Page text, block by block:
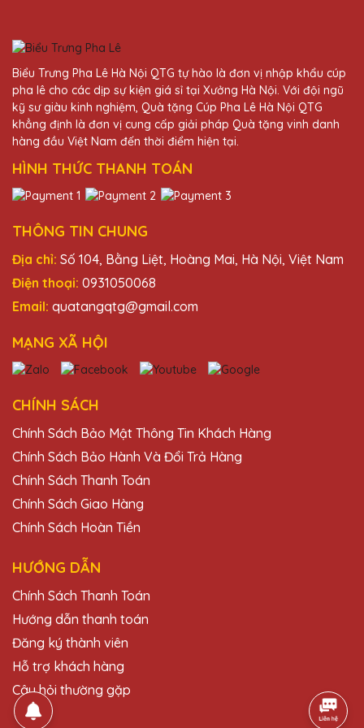
và nhận được rất nhiều lời khen ngợi từ đối
tác. Cảm ơn Quà Tặng Pha Lê QTG!
25/11/2025
QTG rất nhiệt tình và chuyên nghiệp. Sản
25/11/2025
Kỷ niệm chương pha lê từ Quà Tặng Pha Lê
QTG luôn làm tôi hài lòng. Sản phẩm chất
Dương Văn Long
25/11/2025
không chỉ đẹp mà còn mang lại giá trị tinh
thần lớn cho người nhận.
25/11/2025
Thiết kế kỷ niệm chương của Quà Tặng
lòng với sản phẩm.
Biểu Trưng Pha Lê Hà Nội QTG tự hào là đơn vị nhập khẩu cúp
pha lê cho các dịp sự kiện giá sỉ tại Xưởng Hà Nội. Với đội ngũ
kỹ sư giàu kinh nghiệm, Quà tặng Cúp Pha Lê Hà Nội QTG
khẳng định là đơn vị cung cấp giải pháp Quà tặng vinh danh
hàng đầu Việt Nam đến thời điểm hiện tại.
HÌNH THỨC THANH TOÁN
THÔNG TIN CHUNG
Địa chỉ: Số 104, Bằng Liệt, Hoàng Mai, Hà Nội, Việt Nam
Điện thoại: 0931050068
Email: quatangqtg@gmail.com
MẠNG XÃ HỘI
CHÍNH SÁCH
Chính Sách Bảo Mật Thông Tin Khách Hàng
Chính Sách Bảo Hành Và Đổi Trả Hàng
Chính Sách Thanh Toán
Chính Sách Giao Hàng
Chính Sách Hoàn Tiền
HƯỚNG DẪN
Chính Sách Thanh Toán
Hướng dẫn thanh toán
Đăng ký thành viên
Hỗ trợ khách hàng
Câu hỏi thường gặp